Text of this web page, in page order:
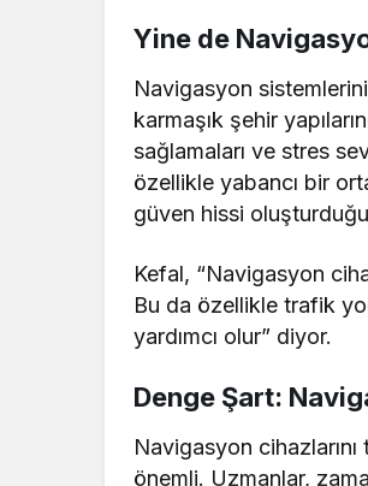
Yine de
Navigasyon
karmaşık şehir
sağlamaları ve stres
özellikle yabancı bir
güven hissi
Kefal, “Navigasyon
Bu da özellikle trafik
yardımcı olur” diyor.
Denge Şart:
Navigasyon
önemli. Uzmanlar,